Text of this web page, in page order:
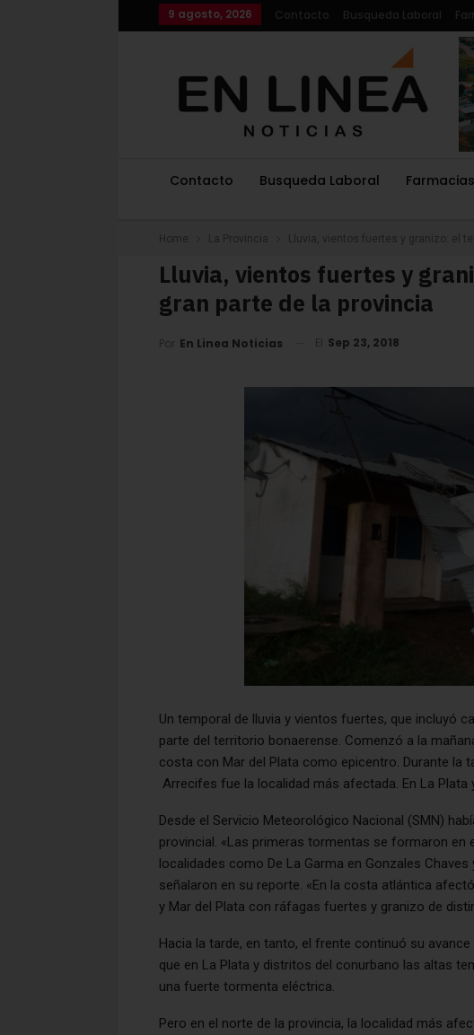
9 agosto, 2026 Contacto Busqueda Laboral
Contacto Busqueda Laboral
Home La Provincia Lluvia, vientos fuertes y granizo: el
Lluvia, vientos fuertes y
gran parte de la provincia
Por En Linea Noticias El Sep 23, 2018
Un temporal de lluvia y vientos fuertes, que incluyó
parte del territorio bonaerense. Comenzó a la
costa con Mar del Plata como epicentro. Durante la
Arrecifes fue la localidad más afectada. En La
Desde el Servicio Meteorológico Nacional (SMN)
provincial. «Las primeras tormentas se formaron en
localidades como De La Garma en Gonzales
señalaron en su reporte. «En la costa atlántica
y Mar del Plata con ráfagas fuertes y granizo de
Hacia la tarde, en tanto, el frente continuó su
que en La Plata y distritos del conurbano las altas
una fuerte tormenta eléctrica.
Pero en el norte de la provincia, la localidad más